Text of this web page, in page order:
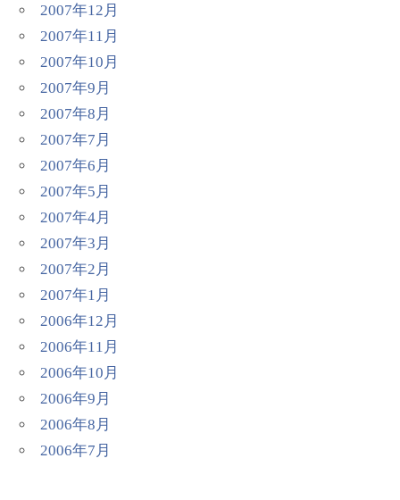
2007年12月
2007年11月
2007年10月
2007年9月
2007年8月
2007年7月
2007年6月
2007年5月
2007年4月
2007年3月
2007年2月
2007年1月
2006年12月
2006年11月
2006年10月
2006年9月
2006年8月
2006年7月